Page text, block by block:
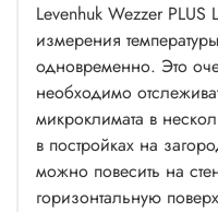
Levenhuk Wezzer
измерения
одновременно. Это
необходимо
микроклимата в
в постройках на
можно повесить на
горизонтальную